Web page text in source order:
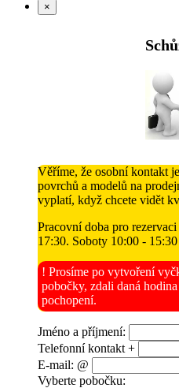
×
Věříme, že osobní kontakt
povrchů a modelů na
vyplatí, když chcete vidět
Pracovní doba pro
17:30. Soboty 10:00 - 15:30
! Prosíme po vytvoření
pobočky, zdali daná
pochopení.
Jméno a příjmení:
Telefonní kontakt +
E-mail: @
Vyberte pobočku: